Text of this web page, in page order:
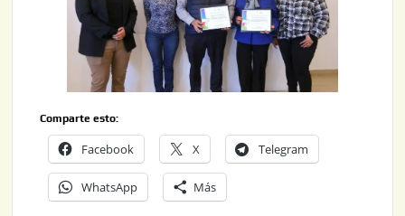
Comparte esto:
Facebook X Telegram
WhatsApp Más